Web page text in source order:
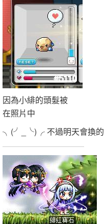
因為小緋的頭髮被
在照片中
╮(╯_╰)╭ 不過明天會換的